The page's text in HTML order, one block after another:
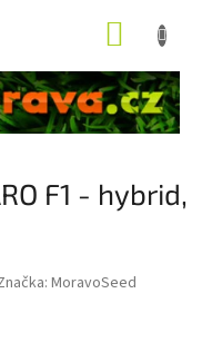
F1 - hybrid,
MoravoSeed